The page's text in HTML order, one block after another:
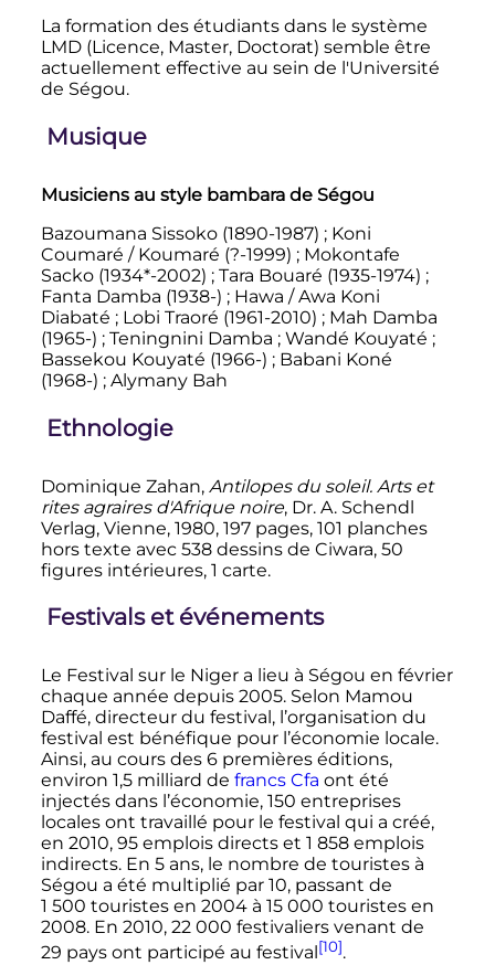
La formation des étudiants dans le système
LMD (Licence, Master, Doctorat) semble être
actuellement effective au sein de l'Université
de Ségou.
Musique
Musiciens au style bambara de Ségou
Bazoumana Sissoko (1890-1987) ; Koni
Coumaré / Koumaré (?-1999) ; Mokontafe
Sacko (1934*-2002) ; Tara Bouaré (1935-1974) ;
Fanta Damba (1938-) ; Hawa / Awa Koni
Diabaté ; Lobi Traoré (1961-2010) ; Mah Damba
(1965-) ; Teningnini Damba ; Wandé Kouyaté ;
Bassekou Kouyaté (1966-) ; Babani Koné
(1968-) ; Alymany Bah
Ethnologie
Dominique Zahan, Antilopes du soleil. Arts et
rites agraires d'Afrique noire, Dr. A. Schendl
Verlag, Vienne, 1980, 197 pages, 101 planches
hors texte avec 538 dessins de Ciwara, 50
figures intérieures, 1 carte.
Festivals et événements
Le Festival sur le Niger a lieu à Ségou en février
chaque année depuis 2005. Selon Mamou
Daffé, directeur du festival, l’organisation du
festival est bénéfique pour l’économie locale.
Ainsi, au cours des 6 premières éditions,
environ 1,5 milliard de francs Cfa ont été
injectés dans l’économie, 150 entreprises
localesont travaillé pour le festival qui a créé,
en 2010, 95 emplois directset 1 858 emplois
indirects. En 5 ans, le nombre de touristes à
Ségou a été multiplié par 10, passant de
1 500 touristesen 2004 à 15 000 touristesen
2008. En 2010, 22 000 festivaliersvenant de
29 paysont participé au festival [10].